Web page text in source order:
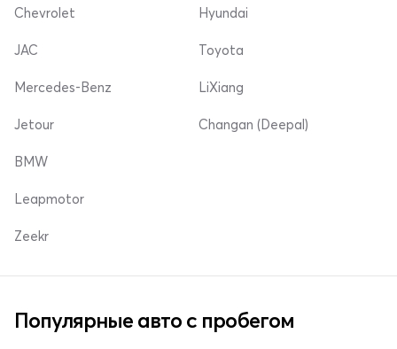
Chevrolet Hyundai
JAC
Mercedes-Benz
Jetour
Toyota
LiXiang
Changan (Deepal)
BMW
Leapmotor
Zeekr
Популярные авто с пробегом